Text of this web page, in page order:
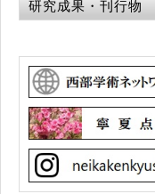
研究成果・刊行物